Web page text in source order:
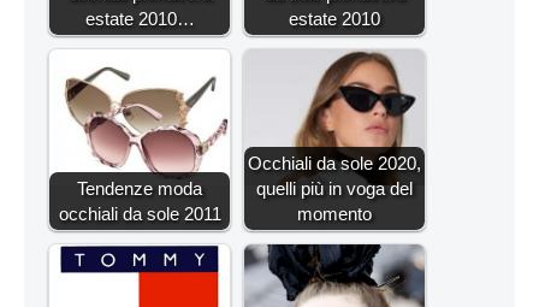
estate 2010…
estate 2010
Tendenze moda
occhiali da sole 2011
Occhiali da sole 2020,
quelli più in voga del
momento